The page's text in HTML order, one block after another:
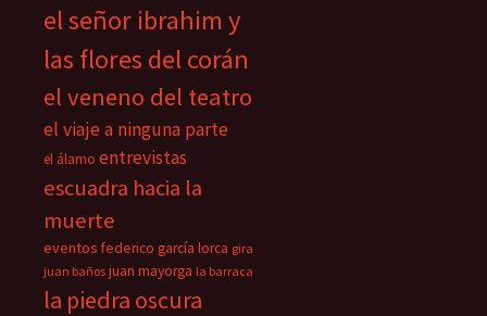
el señor ibrahim y
las flores del corán
el veneno del teatro
el viaje a ninguna parte
el álamo entrevistas
escuadra hacia la
muerte
eventos federico garcía lorca gira
juan baños juan mayorga la barraca
la piedra oscura